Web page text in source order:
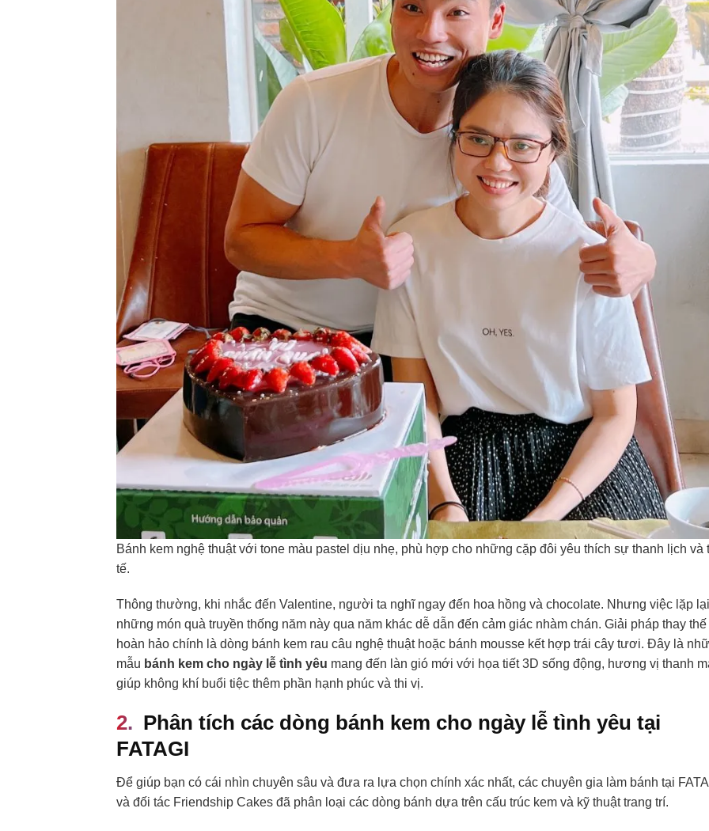
Bánh kem nghệ thuật với tone màu pastel dịu nhẹ, phù hợp cho những cặp đôi yêu thích sự thanh lịch và
tế.
Thông thường, khi nhắc đến Valentine, người ta nghĩ ngay đến hoa hồng và chocolate. Nhưng việc lặp lại
những món quà truyền thống năm này qua năm khác dễ dẫn đến cảm giác nhàm chán. Giải pháp thay thế
hoàn hảo chính là dòng bánh kem rau câu nghệ thuật hoặc bánh mousse kết hợp trái cây tươi. Đây là
mẫu bánh kem cho ngày lễ tình yêu mang đến làn gió mới với họa tiết 3D sống động, hương vị thanh
giúp không khí buổi tiệc thêm phần hạnh phúc và thi vị.
Phân tích các dòng bánh kem cho ngày lễ tình yêu tại
FATAGI
Để giúp bạn có cái nhìn chuyên sâu và đưa ra lựa chọn chính xác nhất, các chuyên gia làm bánh tại
và đối tác Friendship Cakes đã phân loại các dòng bánh dựa trên cấu trúc kem và kỹ thuật trang trí.